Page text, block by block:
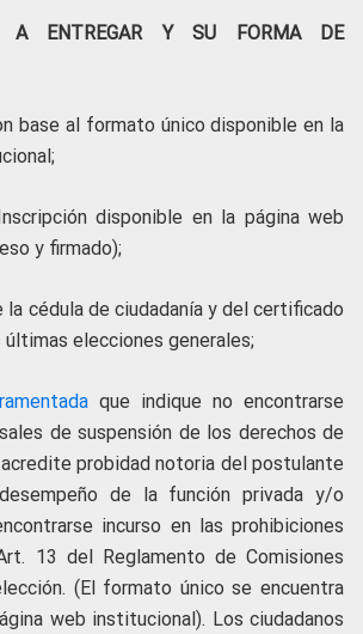
A ENTREGAR Y SU FORMA DE
base al formato único disponible en la
disponible en la página web
y firmado);
cédula de ciudadanía y del certificado
elecciones generales;
que indique no encontrarse
de suspensión de los derechos de
probidad notoria del postulante
de la función privada y/o
incurso en las prohibiciones
13 del Reglamento de Comisiones
(El formato único se encuentra
web institucional). Los ciudadanos